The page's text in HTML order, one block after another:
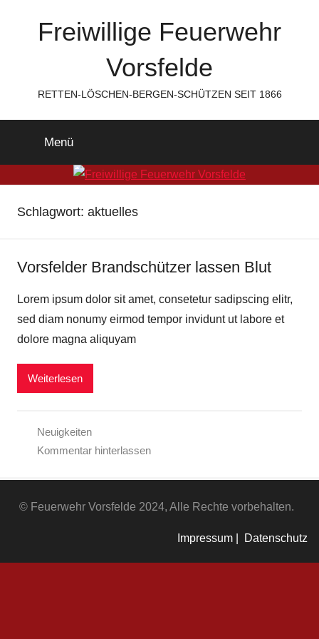
Freiwillige Feuerwehr
Vorsfelde
RETTEN-LÖSCHEN-BERGEN-SCHÜTZEN SEIT 1866
Menü
Schlagwort: aktuelles
Vorsfelder Brandschützer lassen Blut
Lorem ipsum dolor sit amet, consetetur sadipscing elitr,
sed diam nonumy eirmod tempor invidunt ut labore et
dolore magna aliquyam
Weiterlesen
Neuigkeiten
Kommentar hinterlassen
© Feuerwehr Vorsfelde 2024, Alle Rechte vorbehalten.
Datenschutz
Impressum |